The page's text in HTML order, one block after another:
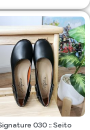
030 :: Seito